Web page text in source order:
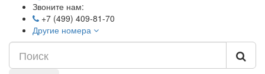
Звоните нам:
+7 (499) 409-81-70
Другие номера